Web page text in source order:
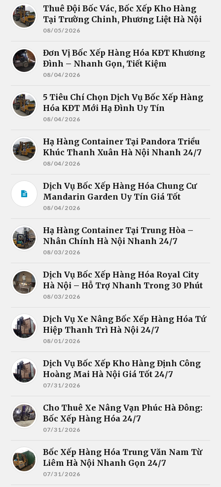
Thuê Đội Bốc Vác, Bốc Xếp Kho Hàng
Tại Trường Chinh, Phương Liệt Hà Nội
08/05/2026
Đơn Vị Bốc Xếp Hàng Hóa KĐT Khương
Đình – Nhanh Gọn, Tiết Kiệm
08/04/2026
5 Tiêu Chí Chọn Dịch Vụ Bốc Xếp Hàng
Hóa KĐT Mới Hạ Đình Uy Tín
08/04/2026
Hạ Hàng Container Tại Pandora Triều
Khúc Thanh Xuân Hà Nội Nhanh 24/7
08/04/2026
Dịch Vụ Bốc Xếp Hàng Hóa Chung Cư
Mandarin Garden Uy Tín Giá Tốt
08/04/2026
Hạ Hàng Container Tại Trung Hòa –
Nhân Chính Hà Nội Nhanh 24/7
08/03/2026
Dịch Vụ Bốc Xếp Hàng Hóa Royal City
Hà Nội – Hỗ Trợ Nhanh Trong 30 Phút
08/03/2026
Dịch Vụ Xe Nâng Bốc Xếp Hàng Hóa Tứ
Hiệp Thanh Trì Hà Nội 24/7
08/01/2026
Dịch Vụ Bốc Xếp Kho Hàng Định Công
Hoàng Mai Hà Nội Giá Tốt 24/7
07/31/2026
Cho Thuê Xe Nâng Vạn Phúc Hà Đông:
Bốc Xếp Hàng Hóa 24/7
07/31/2026
Bốc Xếp Hàng Hóa Trung Văn Nam Từ
Liêm Hà Nội Nhanh Gọn 24/7
07/31/2026